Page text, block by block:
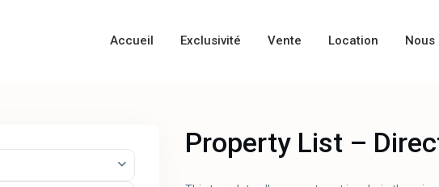
Accueil Exclusivité Vente Location
Property List –